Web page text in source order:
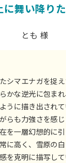
に舞い降り
とも 様
シマエナガを捉
かな逆光に包ま
うに描き出され
らも力強さを感
を一層幻想的に引
に高く、雪原の
を克明に描写し